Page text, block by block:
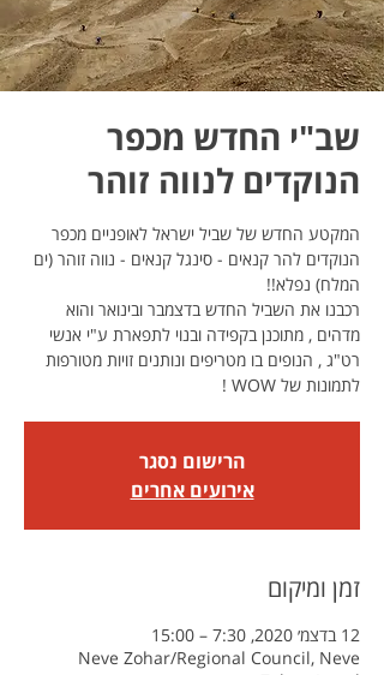
שב"י החדש מכפר
הנוקדים לנווה זוהר
המקטע החדש של שביל ישראל לאופניים מכפר
הנוקדים להר קנאים - סינגל קנאים - נווה זוהר (ים
רכבנו את השביל החדש בדצמבר ובינואר והוא
מדהים , מתוכנן בקפידה ובנוי לתפארת ע"י אנשי
רט"ג , הנופים בו מטריפים ונותנים זויות מטורפות
לתמונות של WOW !
הרישום נסגר
אירועים אחרים
זמן ומיקום
12 בדצמ׳ 2020, 7:30 – 15:00
Neve Zohar/Regional Council, Neve